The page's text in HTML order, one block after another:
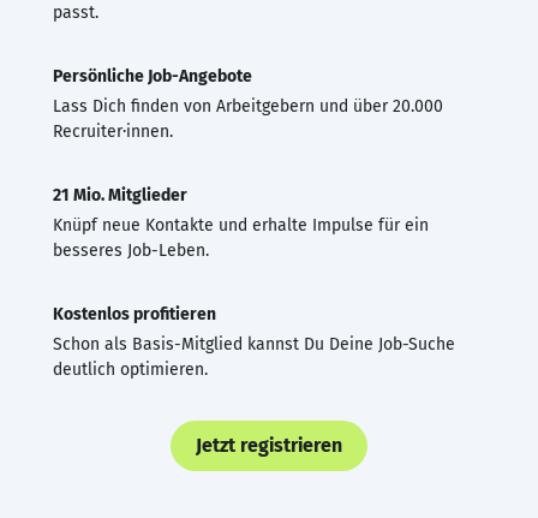
passt.
Persönliche Job-Angebote
Lass Dich finden von Arbeitgebern und über 20.000
Recruiter·innen.
21 Mio. Mitglieder
Knüpf neue Kontakte und erhalte Impulse für ein
besseres Job-Leben.
Kostenlos profitieren
Schon als Basis-Mitglied kannst Du Deine Job-Suche
deutlich optimieren.
Jetzt registrieren